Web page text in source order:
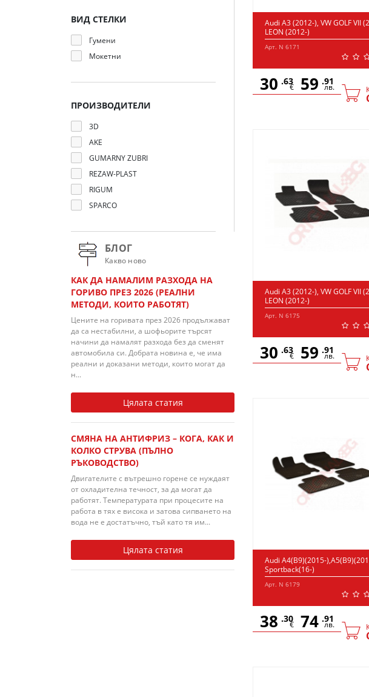
ВИД СТЕЛКИ
Гумени
Мокетни
ПРОИЗВОДИТЕЛИ
3D
AKE
GUMARNY ZUBRI
REZAW-PLAST
RIGUM
SPARCO
БЛОГ
Какво ново
КАК ДА НАМАЛИМ РАЗХОДА НА
ГОРИВО ПРЕЗ 2026 (РЕАЛНИ
МЕТОДИ, КОИТО РАБОТЯТ)
Цените на горивата през 2026 продължават
да са нестабилни, а шофьорите търсят
начини да намалят разхода без да сменят
автомобила си. Добрата новина е, че има
реални и доказани методи, които могат да
н...
Цялата статия
СМЯНА НА АНТИФРИЗ – КОГА, КАК И
КОЛКО СТРУВА (ПЪЛНО
РЪКОВОДСТВО)
Двигателите с вътрешно горене се нуждаят
от охладителна течност, за да могат да
работят. Температурата при процесите на
работа в тях е висока и затова сипването на
вода не е достатъчно, тъй като тя им...
Цялата статия
Audi A3 (2012-), VW GOLF VII
LEON (2012-)
Арт. N 6171
30 .63
€ 59 .91
лв.
Audi A3 (2012-), VW GOLF VII
LEON (2012-)
Арт. N 6175
30 .63
€ 59 .91
лв.
Audi A4(B9)(2015-
Sportback(16-)
Арт. N 6179
38 .30
€ 74 .91
лв.